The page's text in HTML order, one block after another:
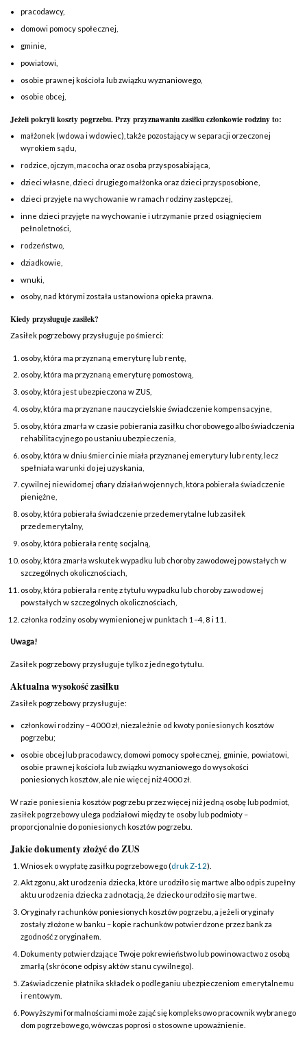
pracodawcy,
domowi pomocy społecznej,
gminie,
powiatowi,
osobie prawnej kościoła lub związku wyznaniowego,
osobie obcej,
Jeżeli pokryli koszty pogrzebu. Przy przyznawaniu zasiłku członkowie rodziny to:
małżonek (wdowa i wdowiec), także pozostający w separacji orzeczonej
wyrokiem sądu,
rodzice, ojczym, macocha oraz osoba przysposabiająca,
dzieci własne, dzieci drugiego małżonka oraz dzieci przysposobione,
dzieci przyjęte na wychowanie w ramach rodziny zastępczej,
inne dzieci przyjęte na wychowanie i utrzymanie przed osiągnięciem
pełnoletności,
rodzeństwo,
dziadkowie,
wnuki,
osoby, nad którymi została ustanowiona opieka prawna.
Kiedy przysługuje zasiłek?
Zasiłek pogrzebowy przysługuje po śmierci:
osoby, która ma przyznaną emeryturę lub rentę,
osoby, która ma przyznaną emeryturę pomostową,
osoby, która jest ubezpieczona w ZUS,
osoby, która ma przyznane nauczycielskie świadczenie kompensacyjne,
osoby, która zmarła w czasie pobierania zasiłku chorobowego albo świadczenia
rehabilitacyjnego po ustaniu ubezpieczenia,
osoby, która w dniu śmierci nie miała przyznanej emerytury lub renty, lecz
spełniała warunki do jej uzyskania,
cywilnej niewidomej ofiary działań wojennych, która pobierała świadczenie
pieniężne,
osoby, która pobierała świadczenie przedemerytalne lub zasiłek
przedemerytalny,
osoby, która pobierała rentę socjalną,
osoby, która zmarła wskutek wypadku lub choroby zawodowej powstałych w
szczególnych okolicznościach,
osoby, która pobierała rentę z tytułu wypadku lub choroby zawodowej
powstałych w szczególnych okolicznościach,
członka rodziny osoby wymienionej w punktach 1–4, 8 i 11.
Uwaga!
Zasiłek pogrzebowy przysługuje tylko z jednego tytułu.
Aktualna wysokość zasiłku
Zasiłek pogrzebowy przysługuje:
członkowi rodziny – 4000 zł, niezależnie od kwoty poniesionych kosztów
pogrzebu;
osobie obcej lub pracodawcy, domowi pomocy społecznej, gminie, powiatowi,
osobie prawnej kościoła lub związku wyznaniowego do wysokości
poniesionych kosztów, ale nie więcej niż 4000 zł.
W razie poniesienia kosztów pogrzebu przez więcej niż jedną osobę lub podmiot,
zasiłek pogrzebowy ulega podziałowi między te osoby lub podmioty –
proporcjonalnie do poniesionych kosztów pogrzebu.
Jakie dokumenty złożyć do ZUS
Wniosek o wypłatę zasiłku pogrzebowego (druk Z-12).
Akt zgonu, akt urodzenia dziecka, które urodziło się martwe albo odpis zupełny
aktu urodzenia dziecka z adnotacją, że dziecko urodziło się martwe.
Oryginały rachunków poniesionych kosztów pogrzebu, a jeżeli oryginały
zostały złożone w banku – kopie rachunków potwierdzone przez bank za
zgodność z oryginałem.
Dokumenty potwierdzające Twoje pokrewieństwo lub powinowactwo z osobą
zmarłą (skrócone odpisy aktów stanu cywilnego).
Zaświadczenie płatnika składek o podleganiu ubezpieczeniom emerytalnemu
i rentowym.
Powyższymi formalnościami może zająć się kompleksowo pracownik wybranego
dom pogrzebowego, wówczas poprosi o stosowne upoważnienie.